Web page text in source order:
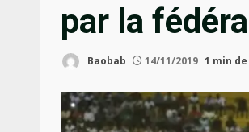
par la
Baobab 14/11/2019 1 min